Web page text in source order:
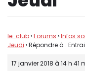
le-club›Forums ›Infos
Jeudi ›Répondre à :
17 janvier 2018 à 14 h 41